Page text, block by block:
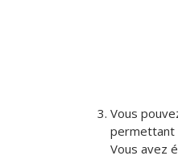
Vous
permettant
Vous avez